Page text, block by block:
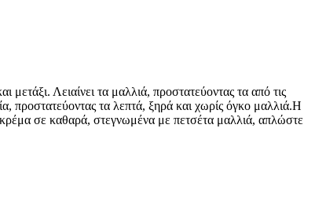
Λειαίνει τα μαλλιά, προστατεύοντας τα από τις
προστατεύοντας τα λεπτά, ξηρά και χωρίς όγκο μαλλιά.Η
σε καθαρά, στεγνωμένα με πετσέτα μαλλιά, απλώστε